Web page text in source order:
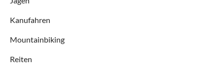
Kanufahren
Mountainbiking
Reiten